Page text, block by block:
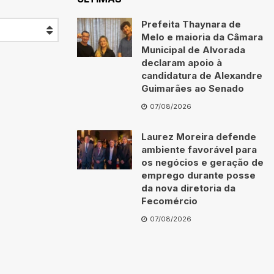
Prefeita Thaynara de
Melo e maioria da Câmara
Municipal de Alvorada
declaram apoio à
candidatura de Alexandre
Guimarães ao Senado
07/08/2026
Laurez Moreira defende
ambiente favorável para
os negócios e geração de
emprego durante posse
da nova diretoria da
Fecomércio
07/08/2026